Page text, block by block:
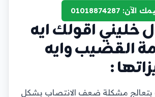
01018874287
خليني اقولك ايه
القضيب وايه
:
بتعالج مشكلة ضعف الانتصاب بشكل